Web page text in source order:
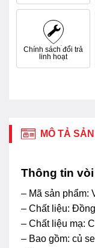
Chính sách đổi trả
linh hoạt
MÔ TẢ
Thông tin vòi
– Mã sản phẩm:
– Chất liệu: Đồng
– Chất liệu mạ:
– Bao gồm: củ